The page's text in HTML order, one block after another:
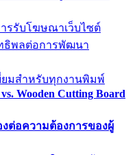
รรับโฆษณาเว็บไซต์
ทธิพลต่อการพัฒนา
ยมสำหรับทุกงานพิมพ์
Wooden Cutting Board
ต่อความต้องการของผู้